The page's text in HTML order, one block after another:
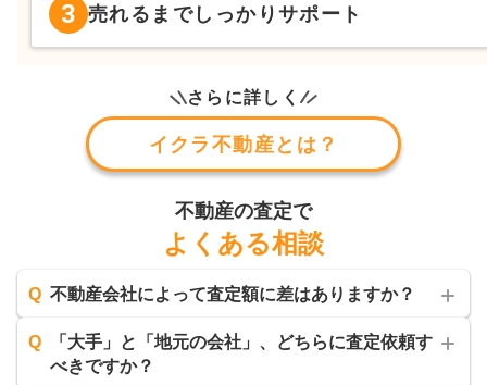
3 売れるまでしっかりサポート
さらに詳しく
イクラ不動産とは？
不動産の査定で
よくある相談
Q 不動産会社によって査定額に差はありますか？
Q
「大手」と「地元の会社」、どちらに査定依頼す
べきですか？